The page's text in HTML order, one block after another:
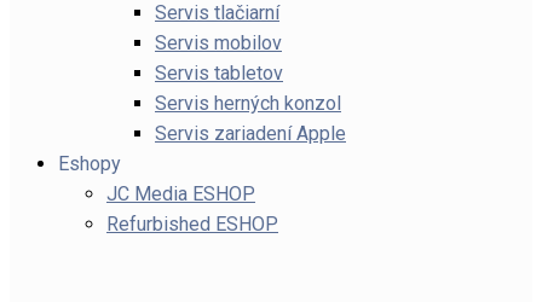
Servis tlačiarní
Servis mobilov
Servis tabletov
Servis herných konzol
Servis zariadení Apple
Eshopy
JC Media ESHOP
Refurbished ESHOP